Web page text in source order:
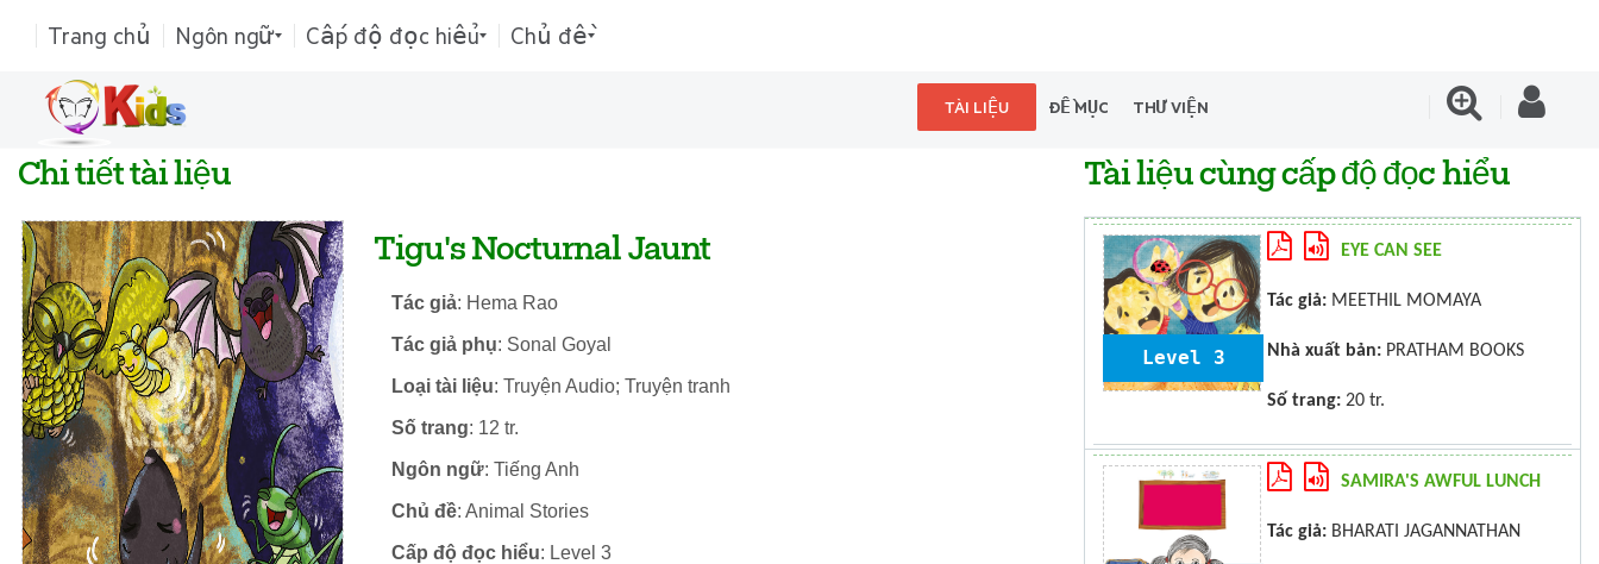
Trang chủ Ngôn ngữ Cấp độ đọc hiểu Chủ đề
TÀI LIỆU ĐỀ MỤC THƯ VIỆN
Chi tiết tài liệu
Tigu's Nocturnal Jaunt
Tác giả: Hema Rao
Tác giả phụ: Sonal Goyal
Loại tài liệu: Truyện Audio; Truyện tranh
Số trang: 12 tr.
Ngôn ngữ: Tiếng Anh
Chủ đề: Animal Stories
Cấp độ đọc hiểu: Level 3
Tài liệu cùng cấp độ đọc hiểu
Level 3
EYE CAN SEE
Tác giả: MEETHIL MOMAYA
Nhà xuất bản: PRATHAM BOOKS
Số trang: 20 tr.
SAMIRA'S AWFUL LUNCH
Tác giả: BHARATI JAGANNATHAN